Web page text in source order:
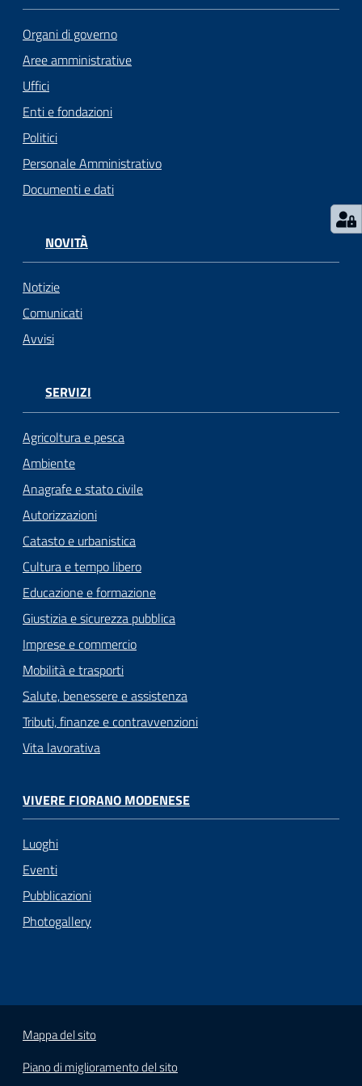
r
a
n
T
u
r
s
Tutti
argomenti...
Seguici
su
Organi di governo
Aree amministrative
Uffici
Enti e fondazioni
Politici
Personale Amministrativo
Documenti e dati
NOVITÀ
Notizie
Comunicati
Avvisi
SERVIZI
Agricoltura e pesca
Ambiente
Anagrafe e stato civile
Autorizzazioni
Catasto e urbanistica
Cultura e tempo libero
Educazione e formazione
Giustizia e sicurezza pubblica
Imprese e commercio
Mobilità e trasporti
Salute, benessere e assistenza
Tributi, finanze e contravvenzioni
Vita lavorativa
VIVERE FIORANO MODENESE
Luoghi
Eventi
Pubblicazioni
Photogallery
Mappa del sito
Piano di miglioramento del sito